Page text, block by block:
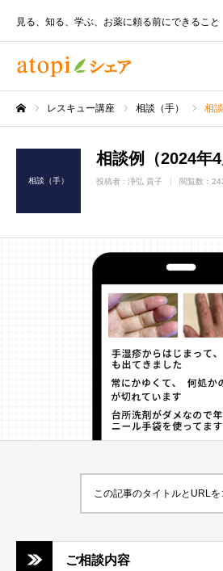
見る、知る、学ぶ、お薬に頼る前にできること
レスキュー講座 相談（手） 相
相談（手）
相談例（2024年4
投稿者 : 浄弘 貴子 閲覧数：
この記事のタイトルとURLを
ご相談内容